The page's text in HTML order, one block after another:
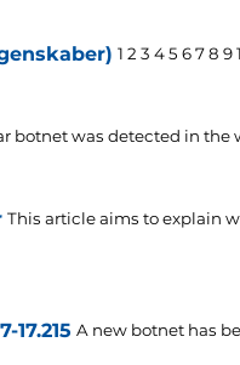
1 2 3 4 5 6 7 8 9
botnet was detected in the
This article aims to explain
A new botnet has